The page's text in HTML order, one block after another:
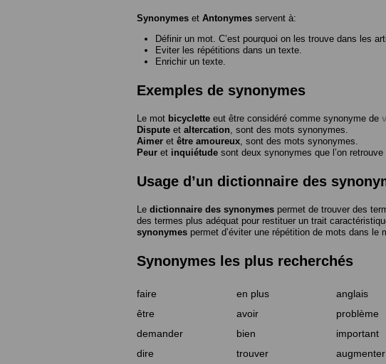
Synonymes et Antonymes servent à:
Définir un mot. C’est pourquoi on les trouve dans les
Eviter les répétitions dans un texte.
Enrichir un texte.
Exemples de synonymes
Le mot bicyclette eut être considéré comme synonyme de
Dispute et altercation , sont des mots synonymes.
Aimer et être amoureux , sont des mots synonymes.
Peur et inquiétude sont deux synonymes que l’on
Usage d’un dictionnaire des
Le dictionnaire des synonymes permet de trouver des
des termes plus adéquat pour restituer un trait
synonymes permet d’éviter une répétition de mots dans le
Synonymes les plus recherchés
faire en plus anglais
être
avoir problème
demander
bien important
dire
trouver augmenter